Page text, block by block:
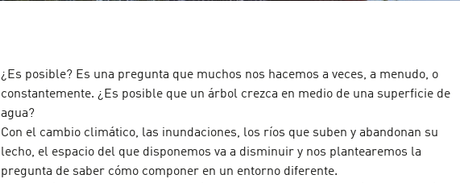
¿Es posible? Es una pregunta que muchos nos hacemos a veces, a menudo, o
constantemente. ¿Es posible que un árbol crezca en medio de una superficie de
agua?
Con el cambio climático, las inundaciones, los ríos que suben y abandonan su
lecho, el espacio del que disponemos va a disminuir y nos plantearemos la
pregunta de saber cómo componer en un entorno diferente.